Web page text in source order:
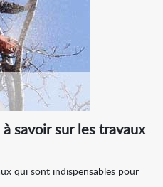
à savoir sur les travaux
qui sont indispensables pour